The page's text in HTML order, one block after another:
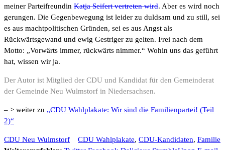
meiner Parteifreundin Katja Seifert vertreten wird. Aber es wird noch
gerungen. Die Gegenbewegung ist leider zu duldsam und zu still, sei
es aus machtpolitischen Gründen, sei es aus Angst als
Rückwärtsgewand und ewig Gestriger zu gelten. Frei nach dem
Motto: „Vorwärts immer, rückwärts nimmer.“ Wohin uns das geführt
hat, wissen wir ja.
Der Autor ist Mitglied der CDU und Kandidat für den Gemeinderat
der Gemeinde Neu Wulmstorf in Niedersachsen.
– > weiter zu „CDU Wahlplakate: Wir sind die Familienpartei! (Teil
2)“
CDU Neu Wulmstorf CDU Wahlplakate, CDU-Kandidaten, Familie